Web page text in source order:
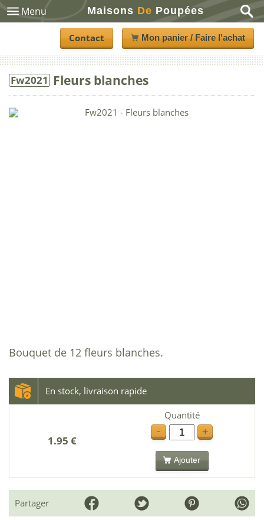
Menu Maisons De Poupées
Contact Mon panier / Faire l'achat
Fw2021 Fleurs blanches
Bouquet de 12 fleurs blanches.
En stock, livraison rapide
1.95 €
Quantité
-
+
Ajouter
Partager